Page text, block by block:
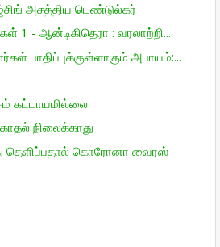
அசத்திய டெண்டுல்கர்
1 - ஆன்டிகிதெரா : வரலாற்றி...
பாதிப்புக்குள்ளாகும் அபாயம்:...
கட்டாயமில்லை
நிலைக்காது
தெளிப்பதால் கொரோனா வைரஸ்